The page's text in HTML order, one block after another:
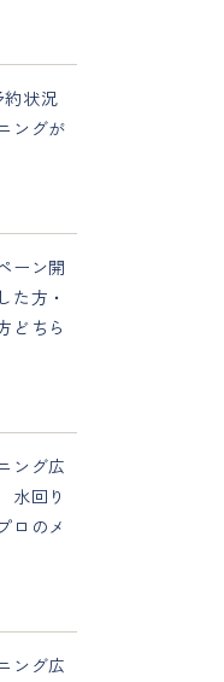
約状況
ングが
ーン開
た方・
どちら
ング広
水回り
ロのメ
ング広